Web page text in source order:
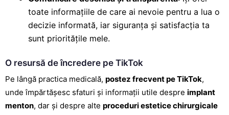
toate informațiile de care ai nevoie pentru a lua o
decizie informată, iar siguranța și satisfacția ta
sunt prioritățile mele.
O resursă de încredere pe TikTok
Pe lângă practica medicală, postez frecvent pe TikTok,
unde împărtășesc sfaturi și informații utile despre implant
menton, dar și despre alte proceduri estetice chirurgicale